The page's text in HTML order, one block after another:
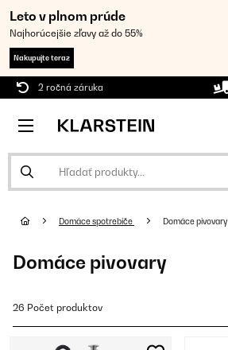
Leto v plnom prúde
Najhorúcejšie zľavy až do 55%
Nakupujte teraz
2 ročná záruka
Domáce spotrebiče Domáce pivovary
Domáce pivovary
26 Počet produktov